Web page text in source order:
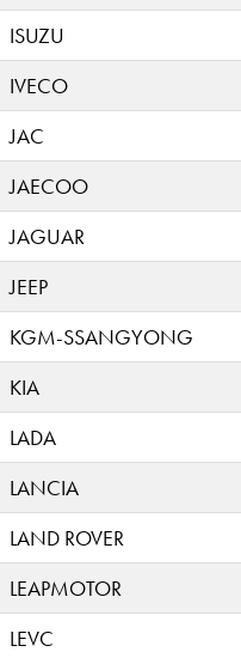
ISUZU
IVECO
JAC
JAECOO
JAGUAR
JEEP
KGM-SSANGYONG
KIA
LADA
LANCIA
LAND ROVER
LEAPMOTOR
LEVC